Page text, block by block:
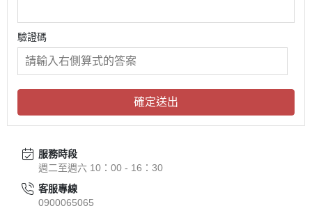
驗證碼
確定送出
服務時段
週二至週六 10：00 - 16：30
客服專線
0900065065